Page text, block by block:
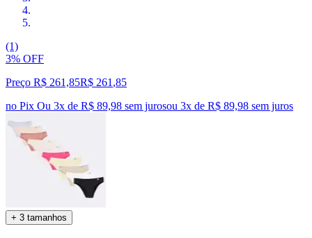
(1)
3% OFF
Preço R$ 261,85R$ 261 ,85
no Pix Ou 3x de R$ 89,98 sem jurosou 3x de R$ 89,98 sem juros
+ 3 tamanhos